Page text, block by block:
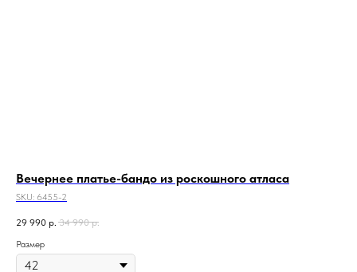
Вечернее платье-бандо из роскошного атласа
SKU: 6455-2
29 990 р. 34 990 р.
Размер